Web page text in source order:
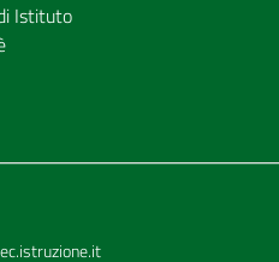
Istituto